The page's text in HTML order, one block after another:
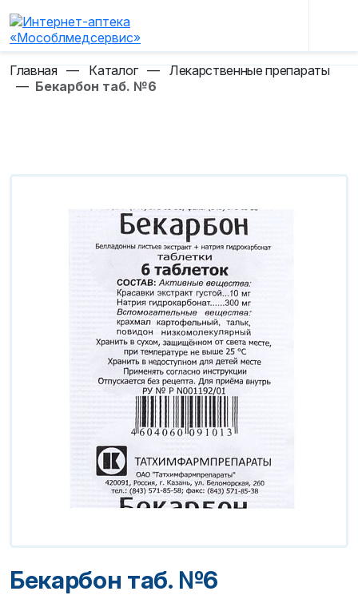
Главная — Каталог — Лекарственные препараты
— Бекарбон таб. №6
Бекарбон таб. №6